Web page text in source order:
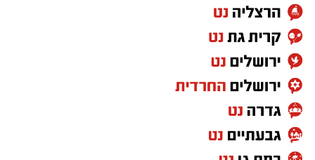
במשטרה מסרו כי כלי הרכב ששימשו על פי החשד
לביצוע העבירות נתפסו, החשודות הובאו לדיון
בבית המשפט ומעצרן הוארך.
במשטרת ישראל הדגישו כי ימשיכו לפעול בנחישות
נגד עבירות הסעת, הלנת והעסקת שוהים בלתי
חוקיים, במטרה לשמור על ביטחון הציבור ולסכל